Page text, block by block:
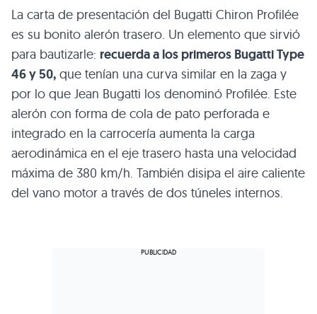
La carta de presentación del Bugatti Chiron Profilée
es su bonito alerón trasero. Un elemento que sirvió
para bautizarle: recuerda a los primeros Bugatti Type
46 y 50, que tenían una curva similar en la zaga y
por lo que Jean Bugatti los denominó Profilée. Este
alerón con forma de cola de pato perforada e
integrado en la carrocería aumenta la carga
aerodinámica en el eje trasero hasta una velocidad
máxima de 380 km/h. También disipa el aire caliente
del vano motor a través de dos túneles internos.